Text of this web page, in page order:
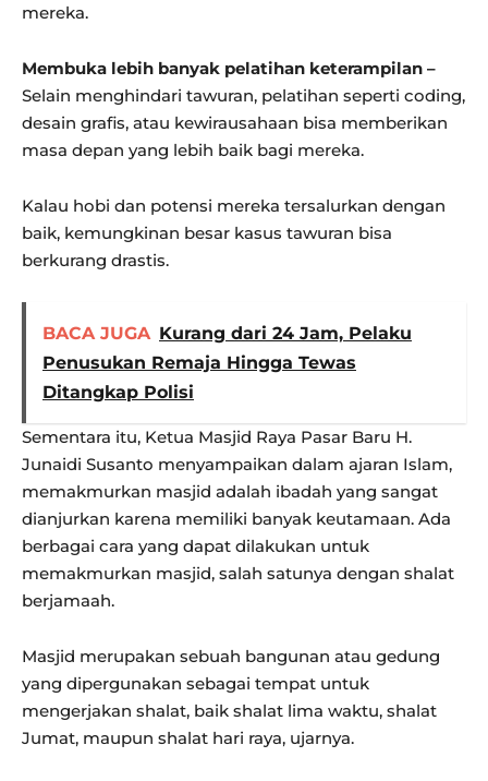
mereka.
Membuka lebih banyak pelatihan keterampilan –
Selain menghindari tawuran, pelatihan seperti coding,
desain grafis, atau kewirausahaan bisa memberikan
masa depan yang lebih baik bagi mereka.
Kalau hobi dan potensi mereka tersalurkan dengan
baik, kemungkinan besar kasus tawuran bisa
berkurang drastis.
BACA JUGA Kurang dari 24 Jam, Pelaku
Penusukan Remaja Hingga Tewas
Ditangkap Polisi
Sementara itu, Ketua Masjid Raya Pasar Baru H.
Junaidi Susanto menyampaikan dalam ajaran Islam,
memakmurkan masjid adalah ibadah yang sangat
dianjurkan karena memiliki banyak keutamaan. Ada
berbagai cara yang dapat dilakukan untuk
memakmurkan masjid, salah satunya dengan shalat
berjamaah.
Masjid merupakan sebuah bangunan atau gedung
yang dipergunakan sebagai tempat untuk
mengerjakan shalat, baik shalat lima waktu, shalat
Jumat, maupun shalat hari raya, ujarnya.